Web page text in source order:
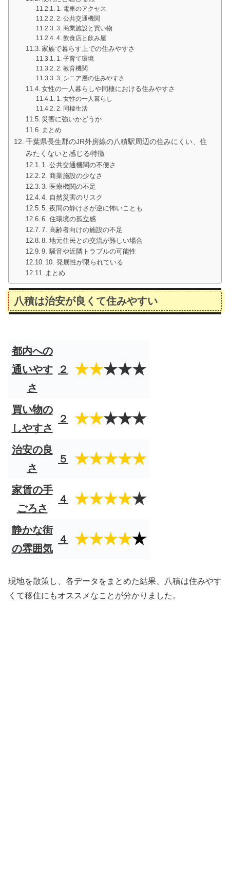
1. 電車のアクセス
2. 公共交通機関
3. 商業施設と買い物
4. 飲食店と飲み屋
家族で暮らす上での住みやすさ
1. 子育て環境
2. 教育機関
3. シニア層の住みやすさ
女性の一人暮らしや同棲における住みやすさ
1. 女性の一人暮らし
2. 同棲生活
災害に強いかどうか
まとめ
千葉県長生郡のJR外房線の八積駅周辺の住みにくい、住
みたくないと感じる特徴
1. 公共交通機関の不便さ
2. 商業施設の少なさ
3. 医療機関の不足
4. 自然災害のリスク
5. 夜間の静けさが逆に怖いことも
6. 住環境の孤立感
7. 高齢者向けの施設の不足
8. 地元住民との交流が難しい場合
9. 騒音や近隣トラブルの可能性
10. 発展性が限られている
まとめ
八積は治安が良くて住みやすい
都内への
通いやす
さ
２ ★★★★★
買い物の
しやすさ
２ ★★★★★
治安の良
さ
５ ★★★★★
家賃の手
ごろさ
４ ★★★★★
静かな街
の雰囲気
４ ★★★★★
現地を散策し、各データをまとめた結果、八積は住みやす
くて移住にもオススメなことが分かりました。